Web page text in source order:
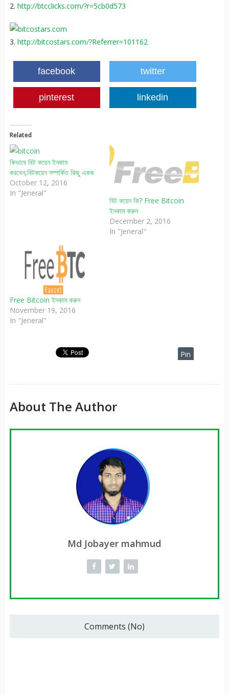
2. http://btcclicks.com/?r=5cb0d573
3. http://bitcostars.com/?Referrer=101162
facebook twitter
pinterest linkedin
Related
কিভাবে বিট কয়েন ইনকাম
করবেন,বিটকয়েন সম্পর্কিত কিছু একক
October 12, 2016
In "Jeneral"
বিট কয়েন কি? Free Bitcoin
ইনকাম করুন
December 2, 2016
In "Jeneral"
Free Bitcoin ইনকাম করুন
November 19, 2016
In "Jeneral"
Pin
About The Author
Md Jobayer mahmud
Comments (No)